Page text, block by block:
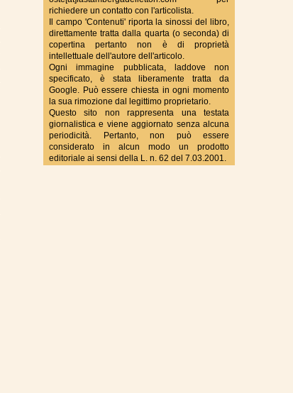
richiedere un contatto con l'articolista.
Il campo 'Contenuti' riporta la sinossi del libro,
direttamente tratta dalla quarta (o seconda) di
copertina pertanto non è di proprietà
intellettuale dell'autore dell'articolo.
Ogni immagine pubblicata, laddove non
specificato, è stata liberamente tratta da
Google. Può essere chiesta in ogni momento
la sua rimozione dal legittimo proprietario.
Questo sito non rappresenta una testata
giornalistica e viene aggiornato senza alcuna
periodicità. Pertanto, non può essere
considerato in alcun modo un prodotto
editoriale ai sensi della L. n. 62 del 7.03.2001.